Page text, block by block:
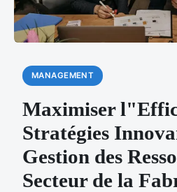
MANAGEMENT
Maximiser
Stratégies
Gestion des
Secteur de la